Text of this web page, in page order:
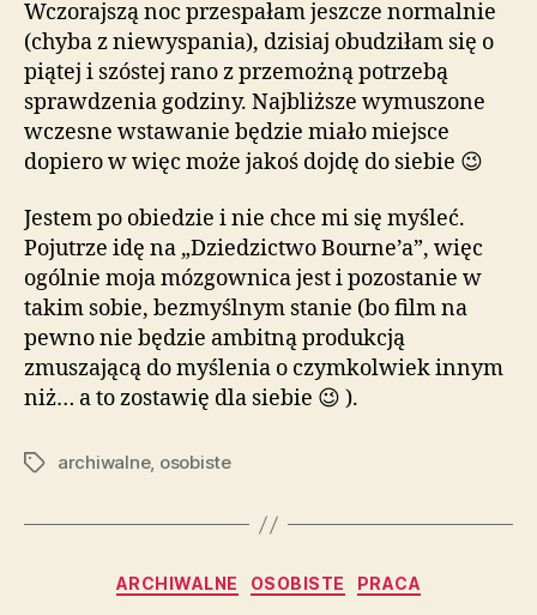
Wczorajszą noc przespałam jeszcze normalnie
(chyba z niewyspania), dzisiaj obudziłam się o
piątej i szóstej rano z przemożną potrzebą
sprawdzenia godziny. Najbliższe wymuszone
wczesne wstawanie będzie miało miejsce
dopiero w więc może jakoś dojdę do siebie 😉
Jestem po obiedzie i nie chce mi się myśleć.
Pojutrze idę na „Dziedzictwo Bourne’a”, więc
ogólnie moja mózgownica jest i pozostanie w
takim sobie, bezmyślnym stanie (bo film na
pewno nie będzie ambitną produkcją
zmuszającą do myślenia o czymkolwiek innym
niż… a to zostawię dla siebie 😉 ).
Tagiarchiwalne, osobiste
Kategorie
ARCHIWALNE OSOBISTE PRACA